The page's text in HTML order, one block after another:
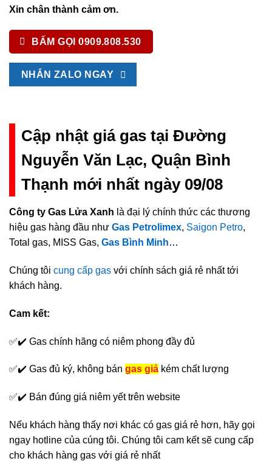
Xin chân thành cảm ơn.
BẤM GỌI 0909.808.530
NHẮN ZALO NGAY
Cập nhật giá gas tại Đường
Nguyễn Văn Lạc, Quận Bình
Thạnh mới nhất ngày 09/08
Công ty Gas Lửa Xanh là đại lý chính thức các thương
hiệu gas hàng đầu như Gas Petrolimex, Saigon Petro,
Total gas, MISS Gas, Gas Bình Minh…
Chúng tôi cung cấp gas với chính sách giá rẻ nhất tới
khách hàng.
Cam kết:
✅✔️ Gas chính hãng có niêm phong đầy đủ
✅✔️ Gas đủ ký, không bán gas giả kém chất lượng
✅✔️ Bán đúng giá niêm yết trên website
Nếu khách hàng thấy nơi khác có gas giá rẻ hơn, hãy gọi
ngay hotline của cúng tôi. Chúng tôi cam kết sẽ cung cấp
cho khách hàng gas với giá rẻ nhất